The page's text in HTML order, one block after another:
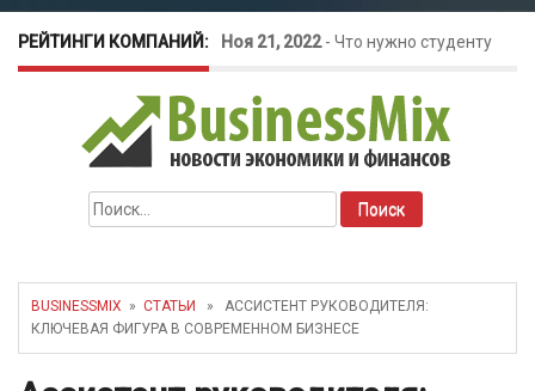
РЕЙТИНГИ КОМПАНИЙ: Ноя 21, 2022- Что нужно студенту
для открытия бизнеса?
Окт 26, 2022-Телефония для
amoCRM: лучшие инструменты для
бизнеса
Найти:
BUSINESSMIX » СТАТЬИ
» АССИСТЕНТ РУКОВОДИТЕЛЯ:
КЛЮЧЕВАЯ ФИГУРА В СОВРЕМЕННОМ БИЗНЕСЕ